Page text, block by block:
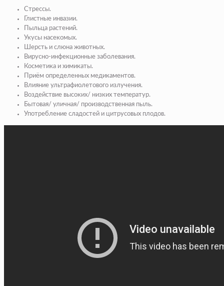
Стрессы.
Глистные инвазии.
Пыльца растений.
Укусы насекомых.
Шерсть и слюна животных.
Вирусно-инфекционные заболевания.
Косметика и химикаты.
Приём определенных медикаментов.
Влияние ультрафиолетового излучения.
Воздействие высоких/ низких температур.
Бытовая/ уличная/ производственная пыль.
Употребление сладостей и цитрусовых плодов.